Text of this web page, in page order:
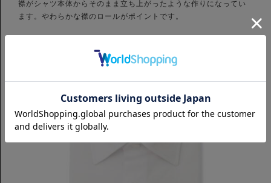
襟がシャツ本体からそのまま立ち上がったような作りになってい
ます。やわらかな襟のロールがポイントです。